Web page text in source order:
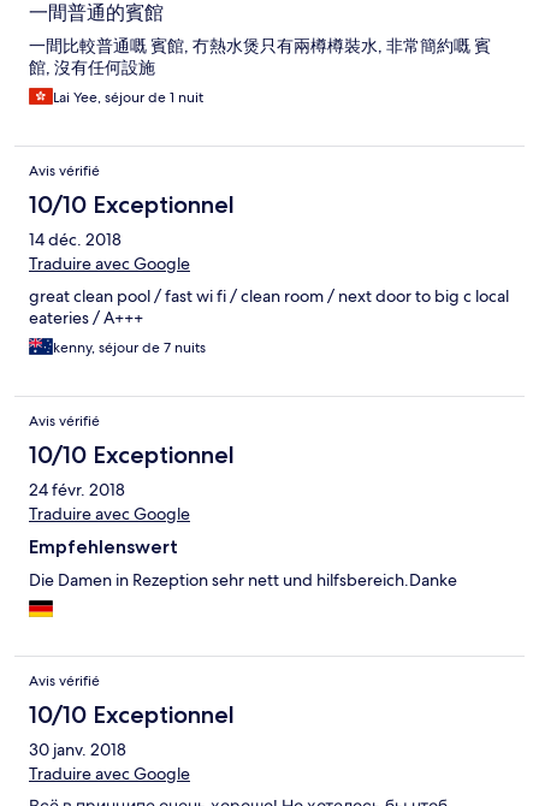
一間普通的賓館
一間比較普通嘅 賓館, 冇熱水煲只有兩樽樽裝水, 非常簡約嘅 賓
館, 沒有任何設施
Lai Yee, séjour de 1 nuit
Avis vérifié
10/10 Exceptionnel
14 déc. 2018
Traduire avec Google
great clean pool / fast wi fi / clean room / next door to big c local
eateries / A+++
kenny, séjour de 7 nuits
Avis vérifié
10/10 Exceptionnel
24 févr. 2018
Traduire avec Google
Empfehlenswert
Die Damen in Rezeption sehr nett und hilfsbereich.Danke
Avis vérifié
10/10 Exceptionnel
30 janv. 2018
Traduire avec Google